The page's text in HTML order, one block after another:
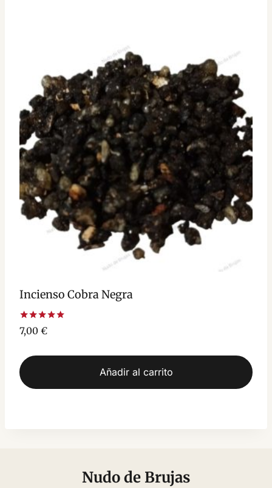
Incienso Cobra Negra
Valorado
con
de 5
7,00 €
Añadir al carrito
Nudo de Brujas